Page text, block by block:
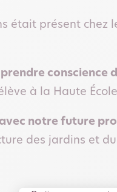
était présent
conscience
à la Haute
notre future
des jardins et